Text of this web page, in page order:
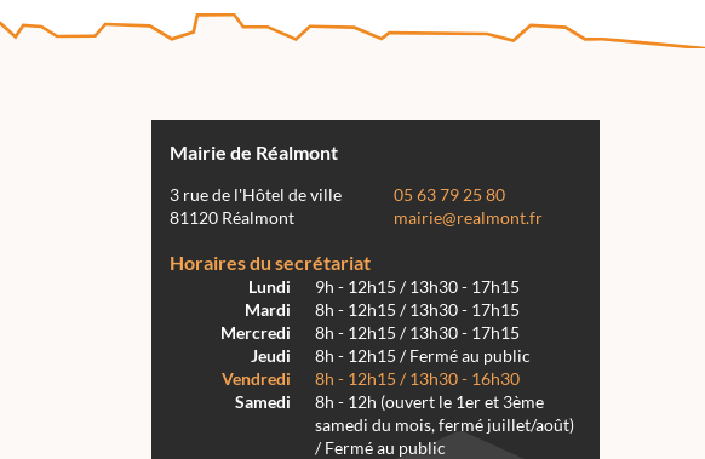
Mairie de Réalmont
3 rue de l'Hôtel de ville
81120 Réalmont
05 63 79 25 80
mairie@realmont.fr
Horaires du secrétariat
Lundi
9h - 12h15 / 13h30 - 17h15
Mardi
8h - 12h15 / 13h30 - 17h15
Mercredi
8h - 12h15 / 13h30 - 17h15
Jeudi
8h - 12h15 / Fermé au public
Vendredi
8h - 12h15 / 13h30 - 16h30
Samedi
8h - 12h (ouvert le 1er et 3ème
samedi du mois, fermé juillet/août)
/ Fermé au public